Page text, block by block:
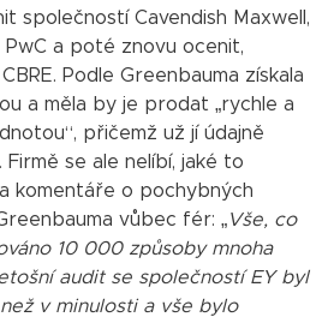
společností Cavendish Maxwell,
a poté znovu ocenit,
Podle Greenbauma získala
a měla by je prodat „rychle a
přičemž už jí údajně
Firmě se ale nelíbí, jaké to
komentáře o pochybných
vůbec fér: „Vše, co
10 000 způsoby mnoha
audit se společností EY byl
v minulosti a vše bylo